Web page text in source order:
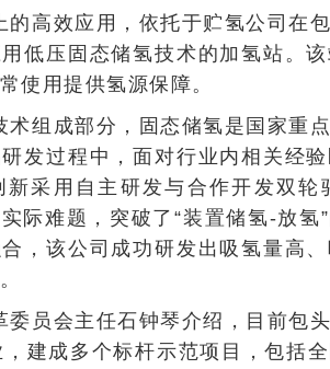
的高效应用，依托于贮氢公司在
低压固态储氢技术的加氢站。
使用提供氢源保障。
术组成部分，固态储氢是国家重
发过程中，面对行业内相关经
新采用自主研发与合作开发双轮
际难题，突破了“装置储氢-放
，该公司成功研发出吸氢量高
委员会主任石钟琴介绍，目前包
建成多个标杆示范项目，包括